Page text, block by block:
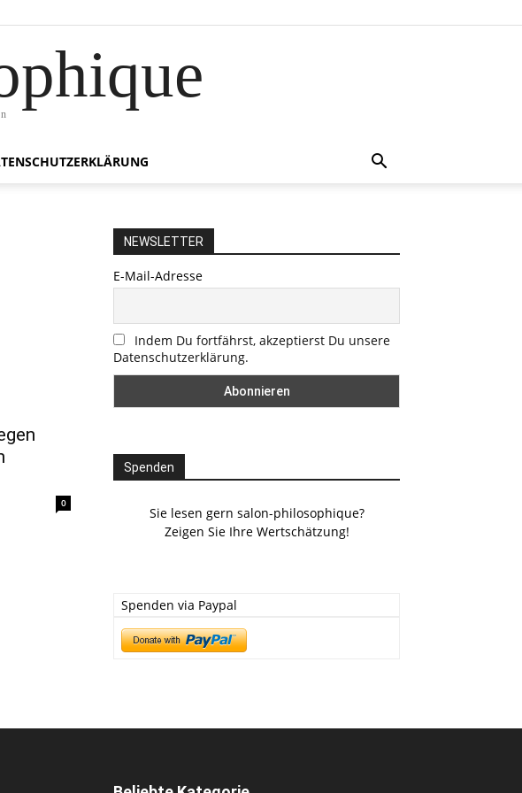
0
NEWSLETTER
E-Mail-Adresse
Indem Du fortfährst, akzeptierst Du unsere
Datenschutzerklärung.
Spenden
Sie lesen gern salon-philosophique?
Zeigen Sie Ihre Wertschätzung!
Spenden via Paypal